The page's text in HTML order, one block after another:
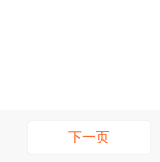
下一页